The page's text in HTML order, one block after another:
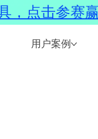
用户案例
，点击参赛